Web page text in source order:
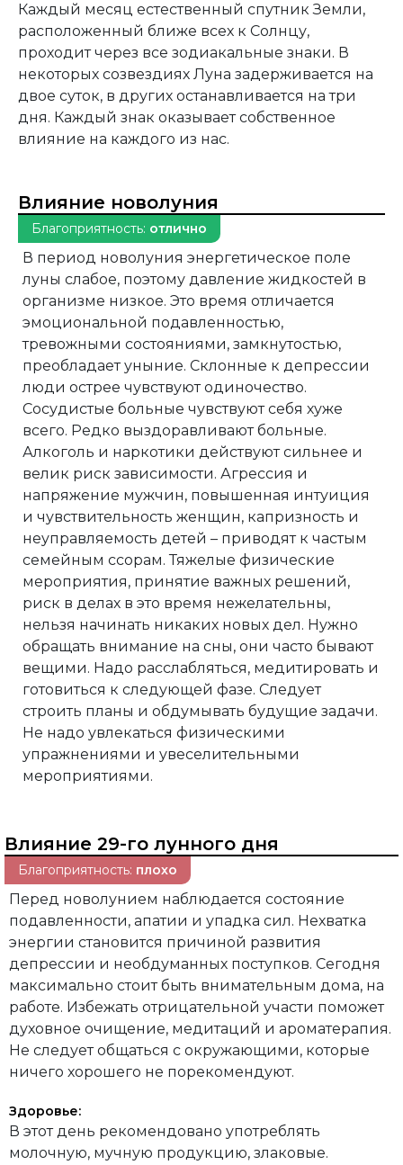
Каждый месяц естественный спутник Земли,
расположенный ближе всех к Солнцу,
проходит через все зодиакальные знаки. В
некоторых созвездиях Луна задерживается на
двое суток, в других останавливается на три
дня. Каждый знак оказывает собственное
влияние на каждого из нас.
Влияние новолуния
Благоприятность: отлично
В период новолуния энергетическое поле
луны слабое, поэтому давление жидкостей в
организме низкое. Это время отличается
эмоциональной подавленностью,
тревожными состояниями, замкнутостью,
преобладает уныние. Склонные к депрессии
люди острее чувствуют одиночество.
Сосудистые больные чувствуют себя хуже
всего. Редко выздоравливают больные.
Алкоголь и наркотики действуют сильнее и
велик риск зависимости. Агрессия и
напряжение мужчин, повышенная интуиция
и чувствительность женщин, капризность и
неуправляемость детей – приводят к частым
семейным ссорам. Тяжелые физические
мероприятия, принятие важных решений,
риск в делах в это время нежелательны,
нельзя начинать никаких новых дел. Нужно
обращать внимание на сны, они часто бывают
вещими. Надо расслабляться, медитировать и
готовиться к следующей фазе. Следует
строить планы и обдумывать будущие задачи.
Не надо увлекаться физическими
упражнениями и увеселительными
мероприятиями.
Влияние 29-го лунного дня
Благоприятность: плохо
Перед новолунием наблюдается состояние
подавленности, апатии и упадка сил. Нехватка
энергии становится причиной развития
депрессии и необдуманных поступков. Сегодня
максимально стоит быть внимательным дома, на
работе. Избежать отрицательной участи поможет
духовное очищение, медитаций и ароматерапия.
Не следует общаться с окружающими, которые
ничего хорошего не порекомендуют.
Здоровье:
В этот день рекомендовано употреблять
молочную, мучную продукцию, злаковые.